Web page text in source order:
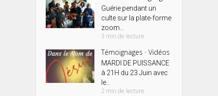
Guérie pendant un
culte sur la plate-forme
zoom...
3 min de lecture
Témoignages • Vidéos
MARDI DE PUISSANCE
à 21H du 23 Juin avec
le...
2 min de lecture